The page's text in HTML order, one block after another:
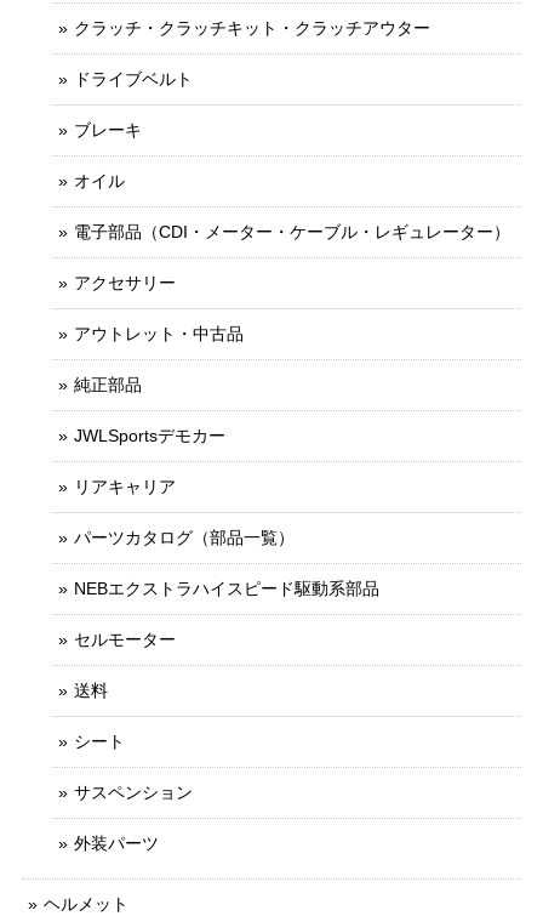
クラッチ・クラッチキット・クラッチアウター
ドライブベルト
ブレーキ
オイル
電子部品（CDI・メーター・ケーブル・レギュレーター）
アクセサリー
アウトレット・中古品
純正部品
JWLSportsデモカー
リアキャリア
パーツカタログ（部品一覧）
NEBエクストラハイスピード駆動系部品
セルモーター
送料
シート
サスペンション
外装パーツ
ヘルメット